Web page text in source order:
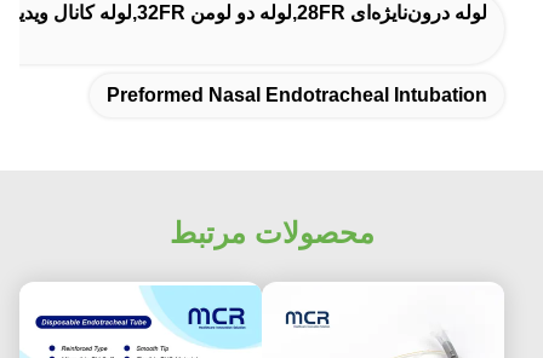
لوله درون‌نایژه‌ای 28FR,لوله دو لومن 32FR,لوله کانال ویدیویی 35FR
Preformed Nasal Endotracheal Intubation
محصولات مرتبط